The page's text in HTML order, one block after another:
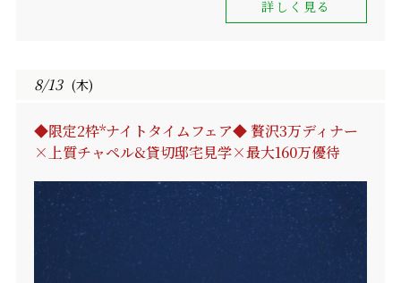
詳しく見る
8/13 (木)
◆限定2枠*ナイトタイムフェア◆ 贅沢3万ディナー
×上質チャペル&貸切邸宅見学×最大160万優待